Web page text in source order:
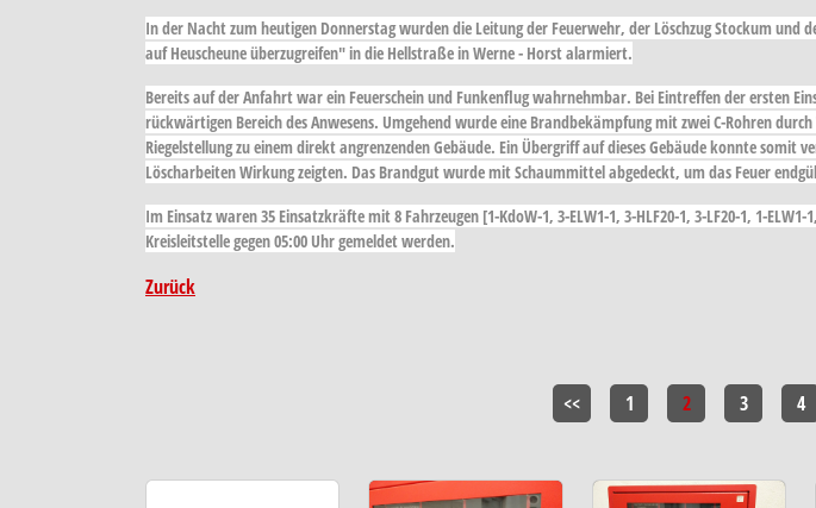
In der Nacht zum heutigen Donnerstag wurden die Leitung der Feuerwehr, der Löschzug Stockum
auf Heuscheune überzugreifen" in die Hellstraße in Werne - Horst alarmiert.
Bereits auf der Anfahrt war ein Feuerschein und Funkenflug wahrnehmbar. Bei Eintreffen der ersten
rückwärtigen Bereich des Anwesens. Umgehend wurde eine Brandbekämpfung mit zwei C-Rohren
Riegelstellung zu einem direkt angrenzenden Gebäude. Ein Übergriff auf dieses Gebäude konnte
Löscharbeiten Wirkung zeigten. Das Brandgut wurde mit Schaummittel abgedeckt, um das Feuer
Im Einsatz waren 35 Einsatzkräfte mit 8 Fahrzeugen [1-KdoW-1, 3-ELW1-1, 3-HLF20-1, 3-LF20-1, 1-
Kreisleitstelle gegen 05:00 Uhr gemeldet werden.
Zurück
<< 1 2 3 4